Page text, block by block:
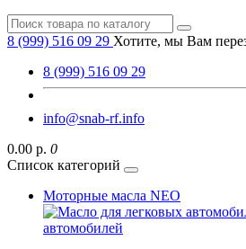
8 (999) 516 09 29 Хотите, мы Вам
8 (999) 516 09 29
info@snab-rf.info
0.00 р. 0
Список категорий
Моторные масла NEO
автомобилей